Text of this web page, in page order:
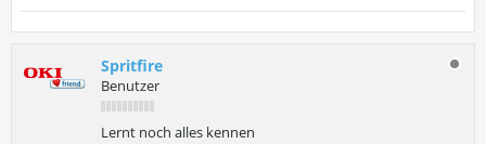
Spritfire
Benutzer
Lernt noch alles kennen